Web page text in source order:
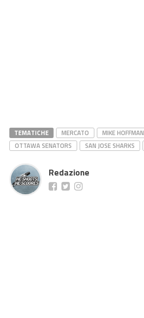
TEMATICHE MERCATO
MIKE HOFFMAN
OTTAWA SENATORS
SAN JOSE SHARKS
Redazione